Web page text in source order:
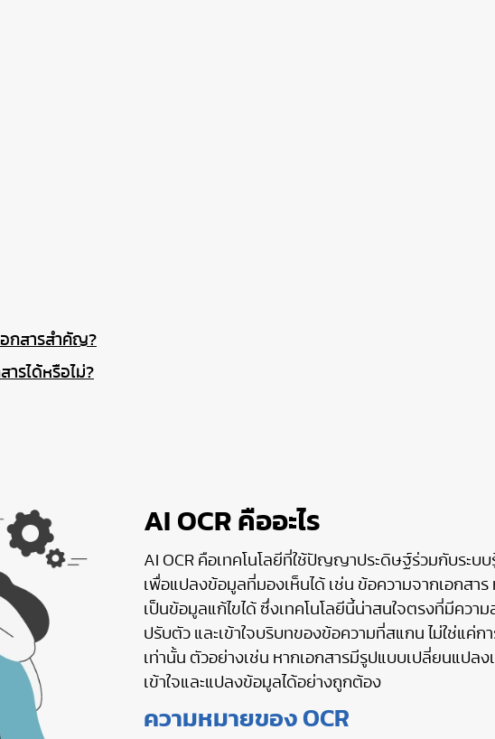
อกสารสำคัญ?
ารได้หรือไม่?
AI OCR คืออะไร
AI OCR คือเทคโนโลยีที่ใช้ปัญญาประดิษฐ์ร่วมกับระบ
เพื่อแปลงข้อมูลที่มองเห็นได้ เช่น ข้อความจากเอกสา
เป็นข้อมูลแก้ไขได้ ซึ่งเทคโนโลยีนี้น่าสนใจตรงที่มีความ
ปรับตัว และเข้าใจบริบทของข้อความที่สแกน ไม่ใช่แค่
เท่านั้น ตัวอย่างเช่น หากเอกสารมีรูปแบบเปลี่ยนแปลง
เข้าใจและแปลงข้อมูลได้อย่างถูกต้อง
ความหมายของ OCR